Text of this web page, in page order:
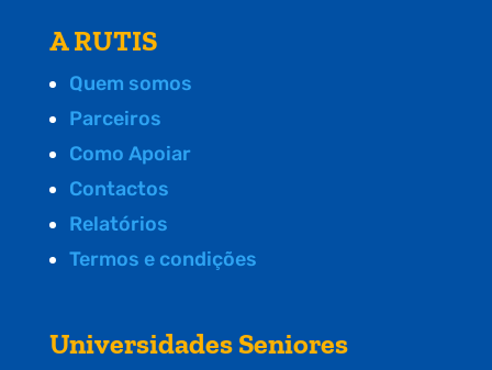
A RUTIS
Quem somos
Parceiros
Como Apoiar
Contactos
Relatórios
Termos e condições
Universidades Seniores